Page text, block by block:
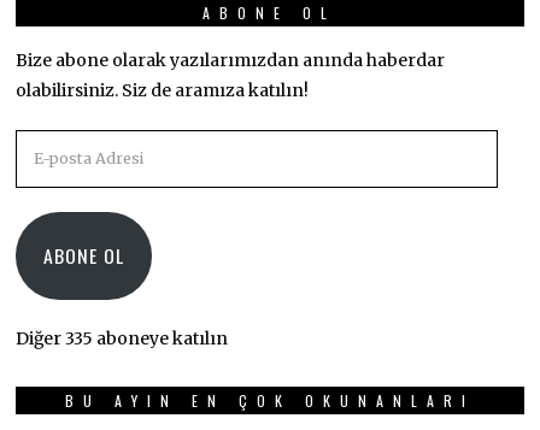
ABONE OL
Bize abone olarak yazılarımızdan anında haberdar
olabilirsiniz. Siz de aramıza katılın!
posta
ABONE OL
Diğer 335 aboneye katılın
BU AYIN EN ÇOK OKUNANLARI